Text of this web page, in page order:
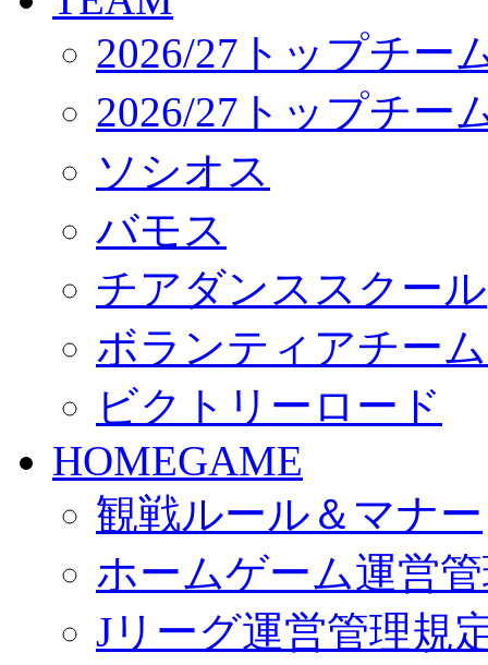
2026/27トップチー
2026/27トップチー
ソシオス
バモス
チアダンススクール
ボランティアチー
ビクトリーロード
HOMEGAME
観戦ルール＆マナー
ホームゲーム運営
Jリーグ運営管理規